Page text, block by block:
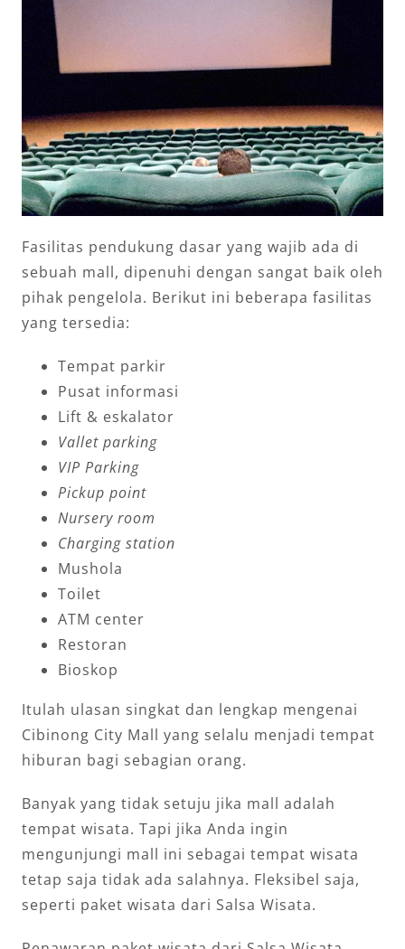
Fasilitas pendukung dasar yang wajib ada di
sebuah mall, dipenuhi dengan sangat baik oleh
pihak pengelola. Berikut ini beberapa fasilitas
yang tersedia:
Tempat parkir
Pusat informasi
Lift & eskalator
Vallet parking
VIP Parking
Pickup point
Nursery room
Charging station
Mushola
Toilet
ATM center
Restoran
Bioskop
Itulah ulasan singkat dan lengkap mengenai
Cibinong City Mall yang selalu menjadi tempat
hiburan bagi sebagian orang.
Banyak yang tidak setuju jika mall adalah
tempat wisata. Tapi jika Anda ingin
mengunjungi mall ini sebagai tempat wisata
tetap saja tidak ada salahnya. Fleksibel saja,
seperti paket wisata dari Salsa Wisata.